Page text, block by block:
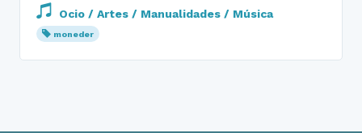
Ocio / Artes / Manualidades / Música
moneder